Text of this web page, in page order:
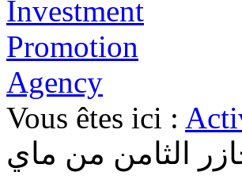
Vous êtes ici :
الثامن من ماي